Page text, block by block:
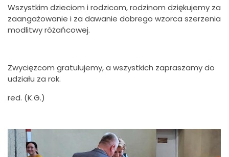
Wszystkim dzieciom i rodzicom, rodzinom dziękujemy za
zaangażowanie i za dawanie dobrego wzorca szerzenia
modlitwy różańcowej.
Zwycięzcom gratulujemy, a wszystkich zapraszamy do
udziału za rok.
red. (K.G.)